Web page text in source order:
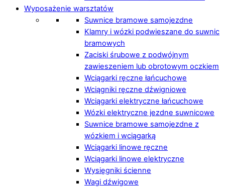
Wyposażenie warsztatów
Suwnice bramowe samojezdne
Klamry i wózki podwieszane do suwnic
bramowych
Zaciski śrubowe z podwójnym
zawieszeniem lub obrotowym oczkiem
Wciągarki ręczne łańcuchowe
Wciągniki ręczne dźwigniowe
Wciągarki elektryczne łańcuchowe
Wózki elektryczne jezdne suwnicowe
Suwnice bramowe samojezdne z
wózkiem i wciągarką
Wciągarki linowe ręczne
Wciągarki linowe elektryczne
Wysięgniki ścienne
Wagi dźwigowe